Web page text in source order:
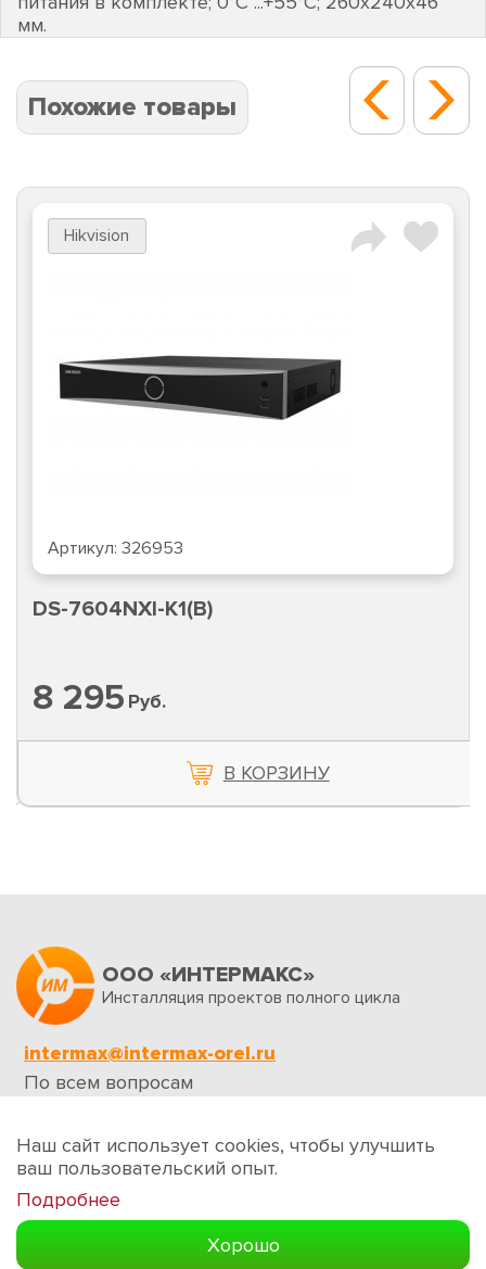
мм.
Похожие товары
Hikvision
Артикул: 326953
DS-7604NXI-K1(B)
8 295 Руб.
В КОРЗИНУ
ООО «ИНТЕРМАКС»
Инсталляция проектов полного цикла
intermax@intermax-orel.ru
По всем вопросам
Обратная связь
Наш сайт использует cookies, чтобы улучшить
ваш пользовательский опыт.
Подробнее
Хорошо